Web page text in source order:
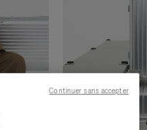
Continuer sans accepter